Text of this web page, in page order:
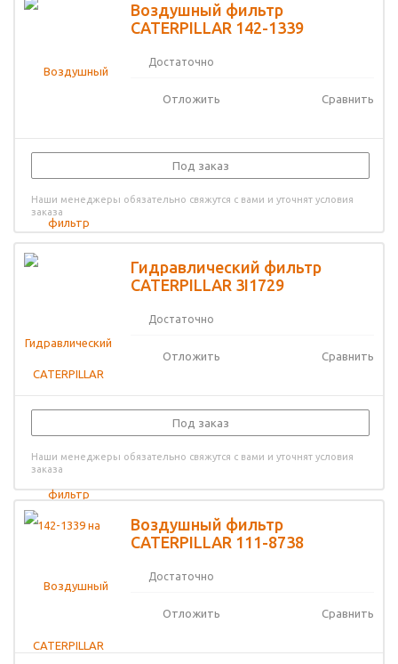
Воздушный фильтр
CATERPILLAR 142-1339
Достаточно
Отложить Сравнить
Под заказ
Наши менеджеры обязательно свяжутся с вами и уточнят условия
заказа
Гидравлический фильтр
CATERPILLAR 3I1729
Достаточно
Отложить Сравнить
Под заказ
Наши менеджеры обязательно свяжутся с вами и уточнят условия
заказа
Воздушный фильтр
CATERPILLAR 111-8738
Достаточно
Отложить Сравнить